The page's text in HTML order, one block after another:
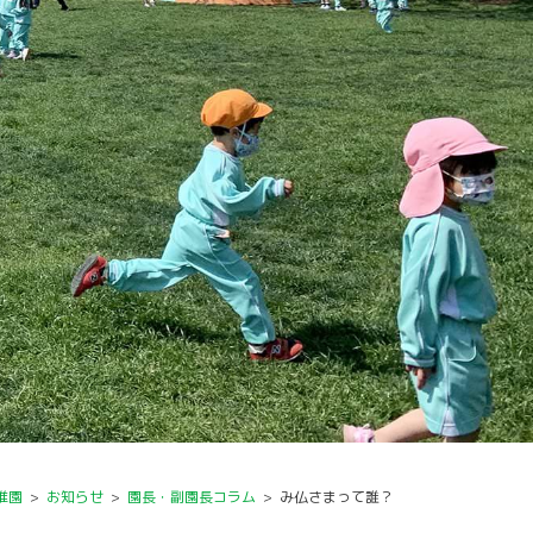
園 > お知らせ > 園長・副園長コラム > み仏さまって誰？